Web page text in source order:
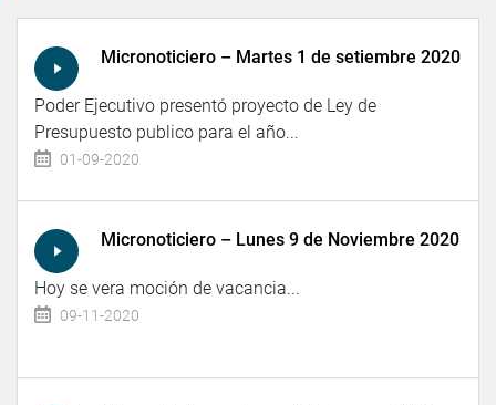
Micronoticiero – Martes 1 de setiembre 2020
Poder Ejecutivo presentó proyecto de Ley de
Presupuesto publico para el año...
01-09-2020
Micronoticiero – Lunes 9 de Noviembre 2020
Hoy se vera moción de vacancia...
09-11-2020